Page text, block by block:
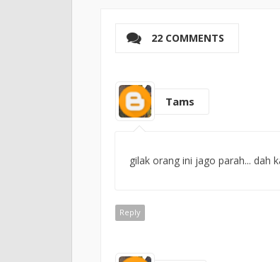
22 COMMENTS
Tams
gilak orang ini jago parah... dah
Reply